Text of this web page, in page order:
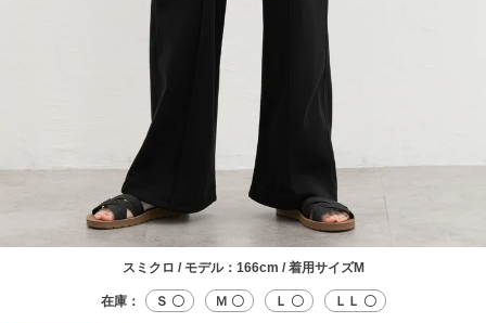
スミクロ / モデル：166cm / 着用サイズM
在庫： Ｓ 〇 Ｍ 〇 Ｌ 〇 ＬＬ 〇